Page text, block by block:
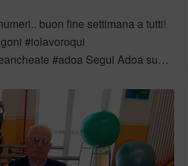
buon fine settimana a tutti!
#iolavoroqui
#adoa Segui Adoa su